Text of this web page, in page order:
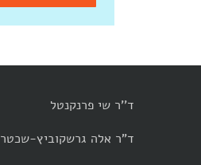
ד''ר שי פרנקנטל
ד"ר אלה גרשקוביץ-שכטר